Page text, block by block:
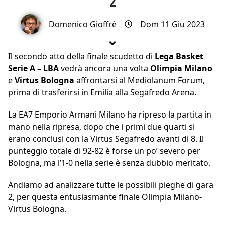
Domenico Gioffrè Dom 11 Giu 2023
Il secondo atto della finale scudetto di Lega Basket
Serie A – LBAvedrà ancora una volta Olimpia Milano
eVirtus Bologna affrontarsi al Mediolanum Forum,
prima di trasferirsi in Emilia alla Segafredo Arena.
La EA7 Emporio Armani Milano ha ripreso la partita in
mano nella ripresa, dopo che i primi due quarti si
erano conclusi con la Virtus Segafredo avanti di 8. Il
punteggio totale di 92-82 è forse un po’ severo per
Bologna, ma l’1-0 nella serie è senza dubbio meritato.
Andiamo ad analizzare tutte le possibili pieghe di gara
2, per questa entusiasmante finale Olimpia Milano-
Virtus Bologna.